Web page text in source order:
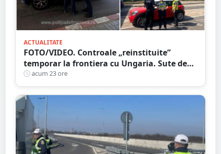
ACTUALITATE
FOTO/VIDEO. Controale „reinstituite”
temporar la frontiera cu Ungaria. Sute de
persoane și mașini, verificate în județul
Satu Mare
acum 23 ore